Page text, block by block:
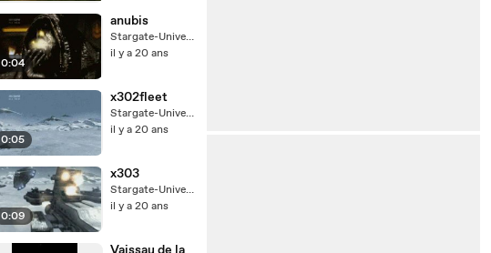
0:04
anubis
Stargate-Univers
il y a 20 ans
0:05
x302fleet
Stargate-Univers
il y a 20 ans
0:09
x303
Stargate-Univers
il y a 20 ans